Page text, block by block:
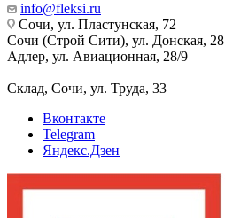
info@fleksi.ru
Сочи, ул. Пластунская, 72
Сочи (Строй Сити), ул. Донская, 28
Адлер, ул. Авиационная, 28/9
Склад, Сочи, ул. Труда, 33
Вконтакте
Telegram
Яндекс.Дзен